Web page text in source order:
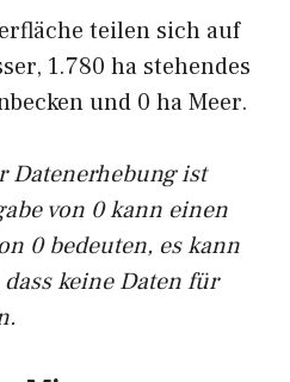
teilen sich auf
1.780 ha stehendes
und 0 ha Meer.
Datenerhebung ist
von 0 kann einen
0 bedeuten, es kann
keine Daten für